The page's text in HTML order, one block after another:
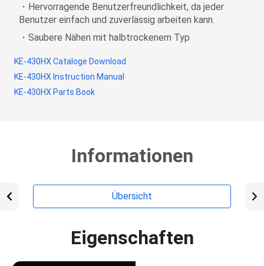
・Hervorragende Benutzerfreundlichkeit, da jeder
Benutzer einfach und zuverlässig arbeiten kann.
・Saubere Nähen mit halbtrockenem Typ
KE-430HX Cataloge Download
KE-430HX Instruction Manual
KE-430HX Parts Book
Informationen
Übersicht
Eigenschaften